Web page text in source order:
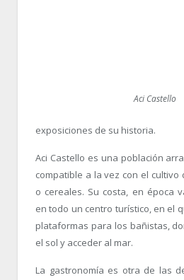
Aci Castello
exposiciones de su historia.
Aci Castello es una población
compatible a la vez con el cultivo
o cereales. Su costa, en época
en todo un centro turístico, en el
plataformas para los bañistas,
el sol y acceder al mar.
La gastronomía es otra de las